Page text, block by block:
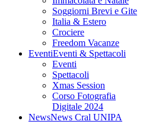
Soggiorni Brevi e Gite
Italia & Estero
Crociere
Freedom Vacanze
EventiEventi & Spettacoli
Eventi
Spettacoli
Xmas Session
Corso Fotografia
Digitale 2024
NewsNews Cral UNIPA